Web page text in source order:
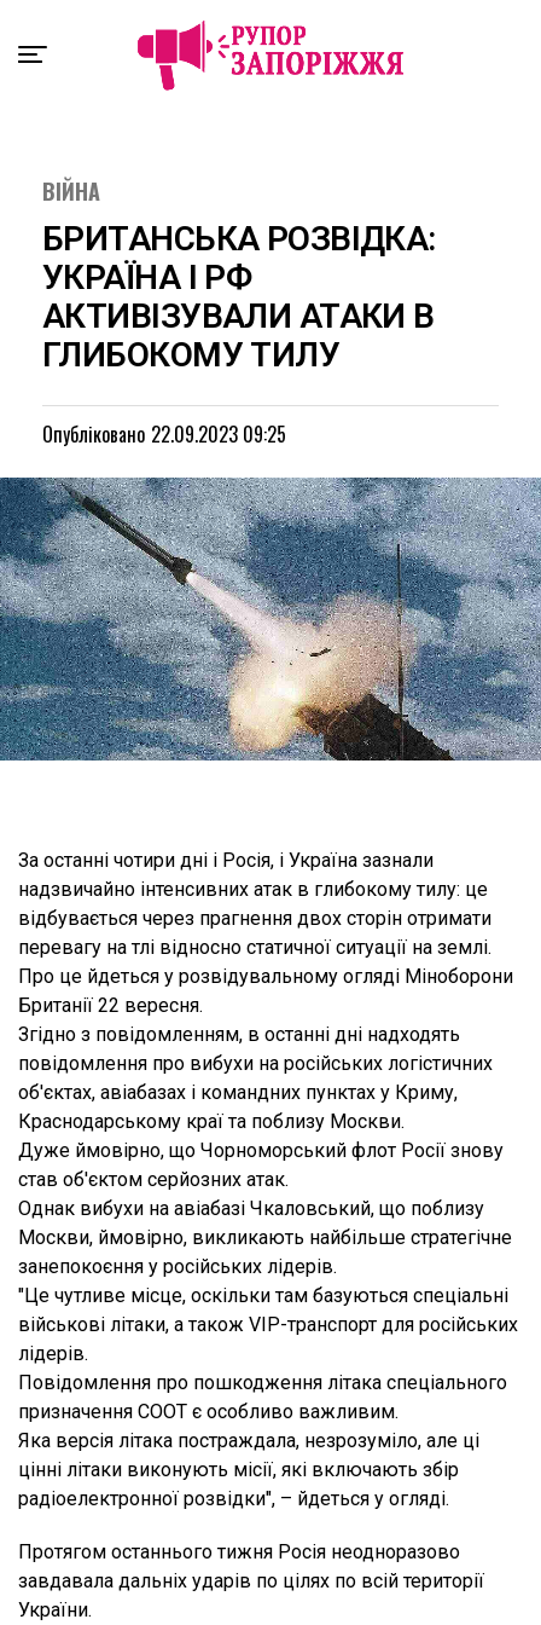
ВІЙНА
БРИТАНСЬКА РОЗВІДКА:
УКРАЇНА І РФ
АКТИВІЗУВАЛИ АТАКИ В
ГЛИБОКОМУ ТИЛУ
Опубліковано 22.09.2023 09:25
За останні чотири дні і Росія, і Україна зазнали
надзвичайно інтенсивних атак в глибокому тилу: це
відбувається через прагнення двох сторін отримати
перевагу на тлі відносно статичної ситуації на землі.
Про це йдеться у розвідувальному огляді Міноборони
Британії 22 вересня.
Згідно з повідомленням, в останні дні надходять
повідомлення про вибухи на російських логістичних
об'єктах, авіабазах і командних пунктах у Криму,
Краснодарському краї та поблизу Москви.
Дуже ймовірно, що Чорноморський флот Росії знову
став об'єктом серйозних атак.
Однак вибухи на авіабазі Чкаловський, що поблизу
Москви, ймовірно, викликають найбільше стратегічне
занепокоєння у російських лідерів.
"Це чутливе місце, оскільки там базуються спеціальні
військові літаки, а також VIP-транспорт для російських
лідерів.
Повідомлення про пошкодження літака спеціального
призначення СООТ є особливо важливим.
Яка версія літака постраждала, незрозуміло, але ці
цінні літаки виконують місії, які включають збір
радіоелектронної розвідки", – йдеться у огляді.
Протягом останнього тижня Росія неодноразово
завдавала дальніх ударів по цілях по всій території
України.
Exit mobile version